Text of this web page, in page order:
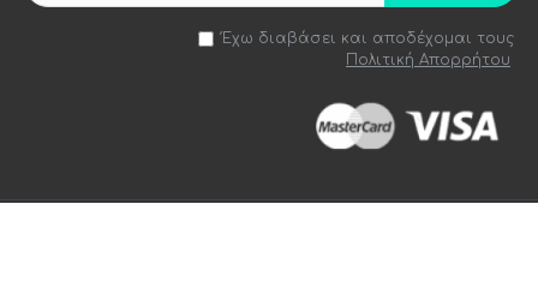
Έχω διαβάσει και αποδέχομαι τους
Πολιτική Απορρήτου